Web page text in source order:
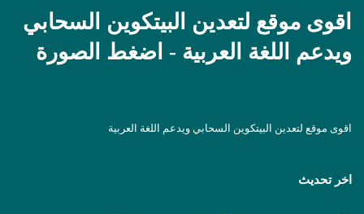
اقوى موقع لتعدين البيتكوين السحابي
ويدعم اللغة العربية - اضغط الصورة
اقوى موقع لتعدين البيتكوين السحابي ويدعم اللغة العربية
اخر تحديث